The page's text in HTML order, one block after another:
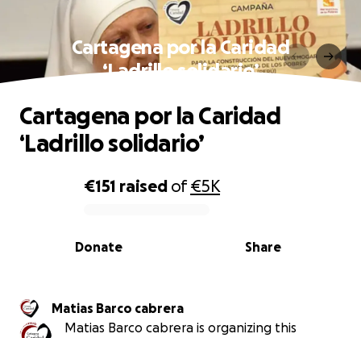
Cartagena por la Caridad
‘Ladrillo solidario’
0% complete
€151 raised of€5K
Share
Donate
Cartagena por la Caridad
‘Ladrillo solidario’
Matias Barco cabrera
Matias Barco cabrera is organizing this